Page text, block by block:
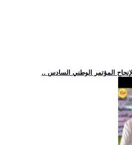
لإنجاح المؤتمر الوطني السادس